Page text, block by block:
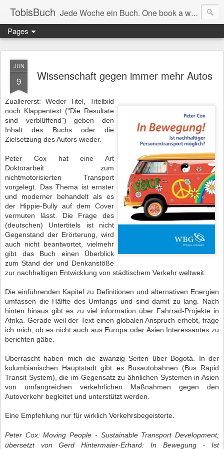
TobisBuch Jede Woche ein Buch. One book a week.
Pages
JUN
9 Wissenschaft gegen immer mehr Autos
Zuallererst: Weder Titel, Titelbild
noch Klappentext ("Die Resultate
sind verblüffend") geben den
Inhalt des Buchs oder die
Zielsetzung des Autors wieder.
Peter Cox hat eine Art
Doktorarbeit zum
nichtmotorisierten Transport
vorgelegt. Das Thema ist ernster
und moderner behandelt als es
der Hippie-Bully auf dem Cover
vermuten lässt. Die Frage des
(deutschen) Untertitels ist nicht
Gegenstand der Erörterung, wird
auch nicht beantwortet, vielmehr
gibt das Buch einen Überblick
zum Stand der und Denkanstöße
zur nachhaltigen Entwicklung von städtischem Verkehr weltweit.
Die einführenden Kapitel zu Definitionen und alternativen Energien
umfassen die Hälfte des Umfangs und sind damit zu lang. Nach
hinten hinaus gibt es zu viel information über Fahrrad-Projekte in
Afrika. Gerade weil der Text einen globalen Anspruch erhebt, frage
ich mich, ob es nicht auch aus Europa oder Asien Interessantes zu
berichten gäbe.
Überrascht haben mich die zwanzig Seiten über Bogotá. In der
kolumbianischen Hauptstadt gibt es Busautobahnen (Bus Rapid
Transit System), die im Gegensatz zu ähnlichen Systemen in Asien
von umfangreichen verkehrlichen Maßnahmen gegen den
Autoverkehr begleitet und unterstützt werden.
Eine Empfehlung nur für wirklich Verkehrsbegeisterte.
Peter Cox: Moving People - Sustainable Transport Development;
übersetzt von Gerd Hintermaier-Erhard: In Bewegung - Ist